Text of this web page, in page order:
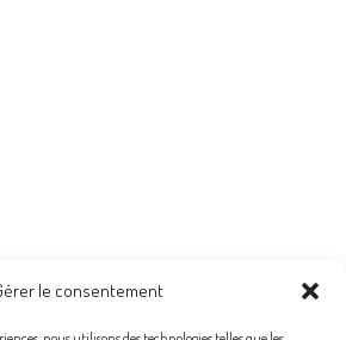
le consentement